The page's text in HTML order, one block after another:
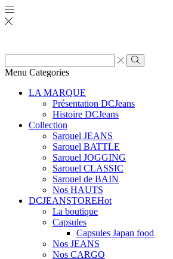
Zone
de
Rechercher
Menu Categories
LA MARQUE
Présentation DCJeans
Histoire DCJeans
Collection
Sarouel JEANS
Sarouel BATTLE
Sarouel JOGGING
Sarouel CLASSIC
Sarouel de BAIN
Nos HAUTS
DCJEANSTOREHot
La boutique
Capsules
Capsules Japan food
Nos JEANS
Nos CARGO